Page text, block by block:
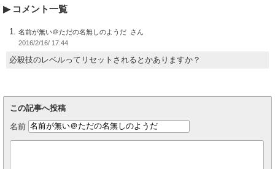
コメント一覧
名前が無い＠ただの名無しのようだ
2016/2/16/ 17:44
必殺技のレベルってリセットされるとかありますか？
この記事へ投稿
名前